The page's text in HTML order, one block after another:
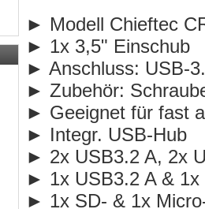
► Modell Chieftec
► 1x 3,5" Einschub
► Anschluss: USB-
► Zubehör: S
► Geeignet für fast
► Integr. USB-Hub
► 2x USB3.2 A, 2x
► 1x USB3.2 A & 1x
► 1x SD- & 1x